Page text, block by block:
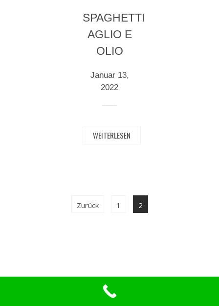
SPAGHETTI
AGLIO E
OLIO
Januar 13,
2022
WEITERLESEN
Zurück 1 2